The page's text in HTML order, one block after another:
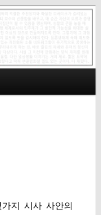
지 시사 사안의